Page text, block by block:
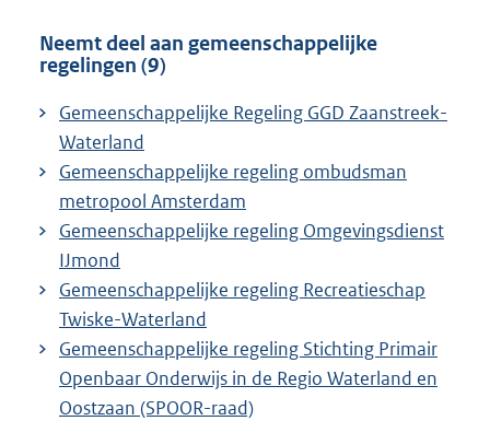
Neemt deel aan gemeenschappelijke
regelingen (9)
Gemeenschappelijke Regeling GGD Zaanstreek-
Waterland
Gemeenschappelijke regeling ombudsman
metropool Amsterdam
Gemeenschappelijke regeling Omgevingsdienst
IJmond
Gemeenschappelijke regeling Recreatieschap
Twiske-Waterland
Gemeenschappelijke regeling Stichting Primair
Openbaar Onderwijs in de Regio Waterland en
Oostzaan (SPOOR-raad)